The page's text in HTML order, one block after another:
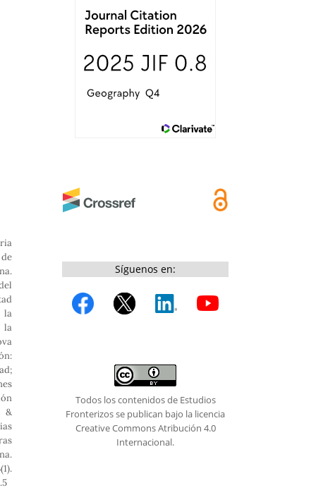
la
&
Síguenos en:
Todos los contenidos de Estudios
Fronterizos se publican bajo la licencia
Creative Commons Atribución 4.0
Internacional.